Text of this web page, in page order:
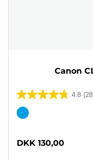
Canon
4.8
4.8
ud
stjerner.
Farvepatron
DKK 130,00